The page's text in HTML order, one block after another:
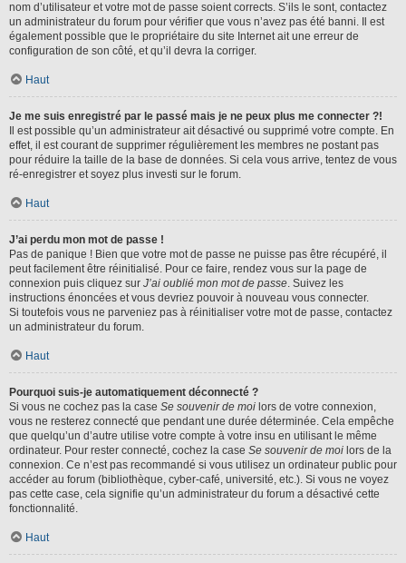
nom d’utilisateur et votre mot de passe soient corrects. S’ils le sont, contactez
un administrateur du forum pour vérifier que vous n’avez pas été banni. Il est
également possible que le propriétaire du site Internet ait une erreur de
configuration de son côté, et qu’il devra la corriger.
Haut
Je me suis enregistré par le passé mais je ne peux plus me connecter ?!
Il est possible qu’un administrateur ait désactivé ou supprimé votre compte. En
effet, il est courant de supprimer régulièrement les membres ne postant pas
pour réduire la taille de la base de données. Si cela vous arrive, tentez de vous
ré-enregistrer et soyez plus investi sur le forum.
Haut
J’ai perdu mon mot de passe !
Pas de panique ! Bien que votre mot de passe ne puisse pas être récupéré, il
peut facilement être réinitialisé. Pour ce faire, rendez vous sur la page de
connexion puis cliquez sur J’ai oublié mon mot de passe. Suivez les
instructions énoncées et vous devriez pouvoir à nouveau vous connecter.
Si toutefois vous ne parveniez pas à réinitialiser votre mot de passe, contactez
un administrateur du forum.
Haut
Pourquoi suis-je automatiquement déconnecté ?
Si vous ne cochez pas la case Se souvenir de moi lors de votre connexion,
vous ne resterez connecté que pendant une durée déterminée. Cela empêche
que quelqu’un d’autre utilise votre compte à votre insu en utilisant le même
ordinateur. Pour rester connecté, cochez la case Se souvenir de moi lors de la
connexion. Ce n’est pas recommandé si vous utilisez un ordinateur public pour
accéder au forum (bibliothèque, cyber-café, université, etc.). Si vous ne voyez
pas cette case, cela signifie qu’un administrateur du forum a désactivé cette
fonctionnalité.
Haut